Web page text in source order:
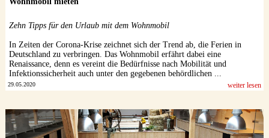
Datenschutzerklärung
Zehn Tipps für den Urlaub mit dem Wohnmobil
In Zeiten der Corona-Krise zeichnet sich der Trend ab, die Ferien in
Deutschland zu verbringen. Das Wohnmobil erfährt dabei eine
Renaissance, denn es vereint die Bedürfnisse nach Mobilität und
Infektionssicherheit auch unter den gegebenen behördlichen ...
29.05.2020 weiter lesen